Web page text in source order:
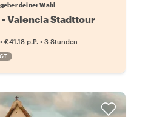
deiner Wahl
Valencia Stadttour
• €41.18 p.P. • 3 Stunden